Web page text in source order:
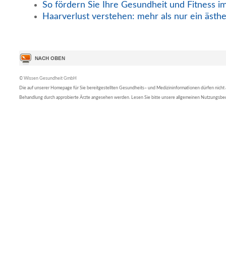
So fördern Sie Ihre Gesundheit und Fitness
Haarverlust verstehen: mehr als nur ein
© Wissen Gesundheit GmbH
Die auf unserer Homepage für Sie bereitgestellten Gesundheits– und Medizininformationen dürfen nicht
Behandlung durch approbierte Ärzte angesehen werden. Lesen Sie bitte unsere allgemeinen